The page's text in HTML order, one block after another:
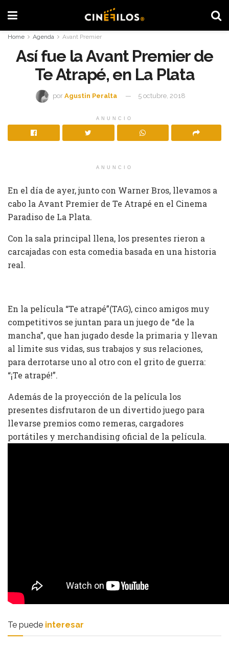
Home Agenda Avant Premier
Así fue la Avant Premier de
Te Atrapé, en La Plata
por Agustin Peralta 5 octubre, 2018
ANUNCIO
ANUNCIO
En el día de ayer, junto con Warner Bros, llevamos a
cabo la Avant Premier de Te Atrapé en el Cinema
Paradiso de La Plata.
Con la sala principal llena, los presentes rieron a
carcajadas con esta comedia basada en una historia
real.
En la película “Te atrapé”(TAG), cinco amigos muy
competitivos se juntan para un juego de “de la
mancha”, que han jugado desde la primaria y llevan
al limite sus vidas, sus trabajos y sus relaciones,
para derrotarse uno al otro con el grito de guerra:
“¡Te atrapé!”.
Además de la proyección de la película los
presentes disfrutaron de un divertido juego para
llevarse premios como remeras, cargadores
portátiles y merchandising oficial de la película.
Te puede interesar